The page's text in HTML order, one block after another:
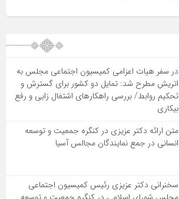
در سفر هیات اعزامی کمیسیون اجتماعی مجلس به
اتریش مطرح شد: تمایل دو کشور برای گسترش و
تحکیم روابط/ بررسی راهکارهای اشتغال زایی و رفع
بیکاری
متن ارائه دکتر عزیزى در کنگره جمعیت و توسعه
انسانى در جمع نمایندگان مجالس آسیا
سخنرانى دکتر عزیزى رئیس کمیسیون اجتماعى